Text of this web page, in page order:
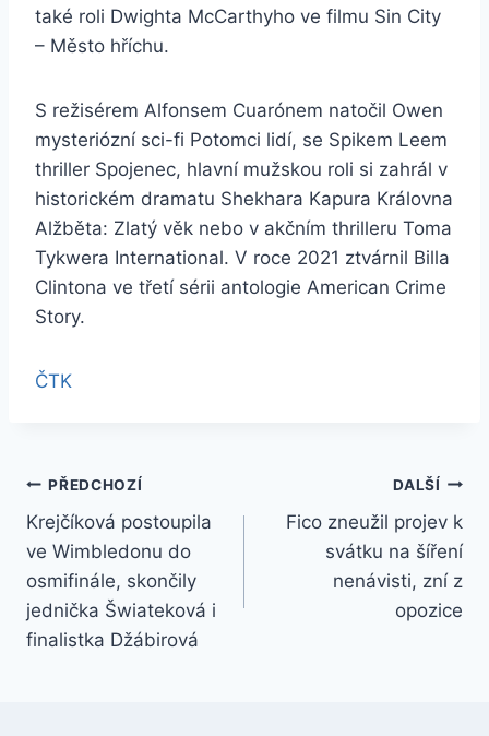
také roli Dwighta McCarthyho ve filmu Sin City
– Město hříchu.
S režisérem Alfonsem Cuarónem natočil Owen
mysteriózní sci-fi Potomci lidí, se Spikem Leem
thriller Spojenec, hlavní mužskou roli si zahrál v
historickém dramatu Shekhara Kapura Královna
Alžběta: Zlatý věk nebo v akčním thrilleru Toma
Tykwera International. V roce 2021 ztvárnil Billa
Clintona ve třetí sérii antologie American Crime
Story.
ČTK
Navigace
pro
příspěvek
PŘEDCHOZÍ
Krejčíková postoupila
ve Wimbledonu do
osmifinále, skončily
jednička Šwiateková i
finalistka Džábirová
DALŠÍ
Fico zneužil projev k
svátku na šíření
nenávisti, zní z
opozice